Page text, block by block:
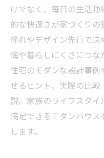
けでなく、毎日の生活
的な快適さが家づくりの
憧れやデザイン先行で
悔や暮らしにくさにつ
住宅のモダンな設計事
せるヒント、実際の比
説。家族のライフスタ
満足できるモダンハウ
します。